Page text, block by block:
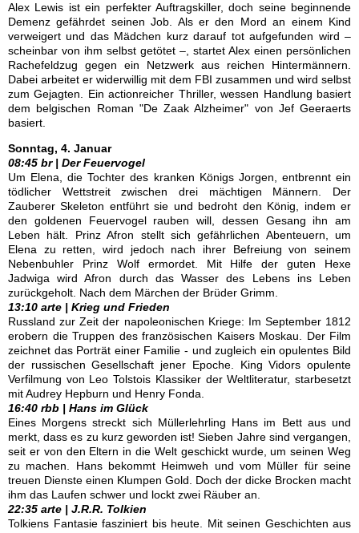
Alex Lewis ist ein perfekter Auftragskiller, doch seine beginnende
Demenz gefährdet seinen Job. Als er den Mord an einem Kind
verweigert und das Mädchen kurz darauf tot aufgefunden wird –
scheinbar von ihm selbst getötet –, startet Alex einen persönlichen
Rachefeldzug gegen ein Netzwerk aus reichen Hintermännern.
Dabei arbeitet er widerwillig mit dem FBI zusammen und wird selbst
zum Gejagten. Ein actionreicher Thriller, wessen Handlung basiert
dem belgischen Roman "De Zaak Alzheimer" von Jef Geeraerts
basiert.
Sonntag, 4. Januar
08:45 br | Der Feuervogel
Um Elena, die Tochter des kranken Königs Jorgen, entbrennt ein
tödlicher Wettstreit zwischen drei mächtigen Männern. Der
Zauberer Skeleton entführt sie und bedroht den König, indem er
den goldenen Feuervogel rauben will, dessen Gesang ihn am
Leben hält. Prinz Afron stellt sich gefährlichen Abenteuern, um
Elena zu retten, wird jedoch nach ihrer Befreiung von seinem
Nebenbuhler Prinz Wolf ermordet. Mit Hilfe der guten Hexe
Jadwiga wird Afron durch das Wasser des Lebens ins Leben
zurückgeholt. Nach dem Märchen der Brüder Grimm.
13:10 arte | Krieg und Frieden
Russland zur Zeit der napoleonischen Kriege: Im September 1812
erobern die Truppen des französischen Kaisers Moskau. Der Film
zeichnet das Porträt einer Familie - und zugleich ein opulentes Bild
der russischen Gesellschaft jener Epoche. King Vidors opulente
Verfilmung von Leo Tolstois Klassiker der Weltliteratur, starbesetzt
mit Audrey Hepburn und Henry Fonda.
16:40 rbb | Hans im Glück
Eines Morgens streckt sich Müllerlehrling Hans im Bett aus und
merkt, dass es zu kurz geworden ist! Sieben Jahre sind vergangen,
seit er von den Eltern in die Welt geschickt wurde, um seinen Weg
zu machen. Hans bekommt Heimweh und vom Müller für seine
treuen Dienste einen Klumpen Gold. Doch der dicke Brocken macht
ihm das Laufen schwer und lockt zwei Räuber an.
22:35 arte | J.R.R. Tolkien
Tolkiens Fantasie fasziniert bis heute. Mit seinen Geschichten aus